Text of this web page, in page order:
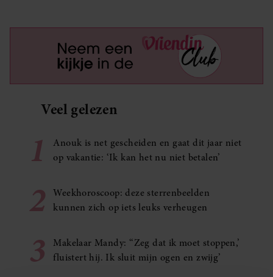
Veel gelezen
1
Anouk is net gescheiden en gaat dit jaar niet
op vakantie: ‘Ik kan het nu niet betalen’
2
Weekhoroscoop: deze sterrenbeelden
kunnen zich op iets leuks verheugen
3
Makelaar Mandy: ‘‘Zeg dat ik moet stoppen,’
fluistert hij. Ik sluit mijn ogen en zwijg’